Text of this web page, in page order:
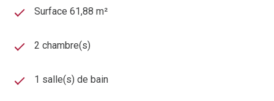
Surface 61,88 m²
2 chambre(s)
1 salle(s) de bain